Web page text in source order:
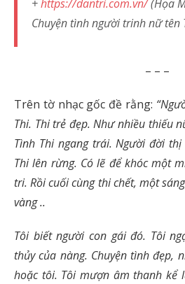
+https://dantri.com.vn/(Họa
Chuyện tình người trinh nữ tên
– – –
Trên tờ nhạc gốc đề rằng:
Thi. Thi trẻ đẹp. Như nhiều thiếu
Tình Thi ngang trái. Người đời
Thi lên rừng. Có lẽ để khóc một
tri. Rồi cuối cùng thi chết, một
vàng ..
Tôi biết người con gái đó. Tôi
thủy của nàng. Chuyện tình đẹp,
hoặc tôi. Tôi mượn âm thanh kể